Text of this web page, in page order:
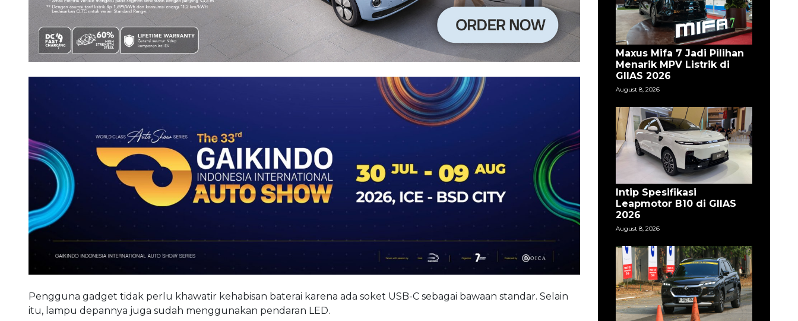
Pengguna gadget tidak perlu khawatir kehabisan baterai karena ada soket USB-C sebagai bawaan standar. Selain
itu, lampu depannya juga sudah menggunakan pendaran LED.
Maxus Mifa 7 Jadi Pilihan
Menarik MPV Listrik di
GIIAS 2026
August 8, 2026
Intip Spesifikasi
Leapmotor B10 di GIIAS
2026
August 8, 2026